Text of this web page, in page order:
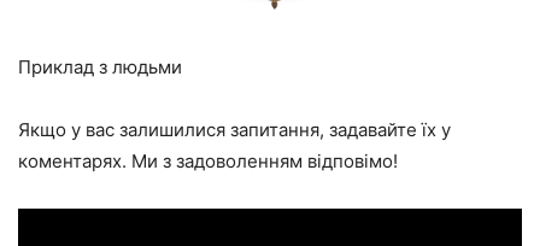
Приклад з людьми
Якщо у вас залишилися запитання, задавайте їх у
коментарях. Ми з задоволенням відповімо!